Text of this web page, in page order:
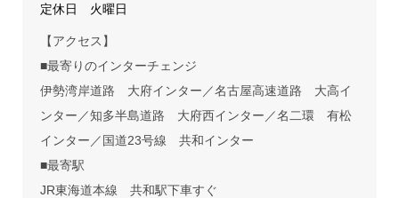
定休日 火曜日
【アクセス】
■最寄りのインターチェンジ
伊勢湾岸道路 大府インター／名古屋高速道路 大高イ
ンター／知多半島道路 大府西インター／名二環 有松
インター／国道23号線 共和インター
■最寄駅
JR東海道本線 共和駅下車すぐ